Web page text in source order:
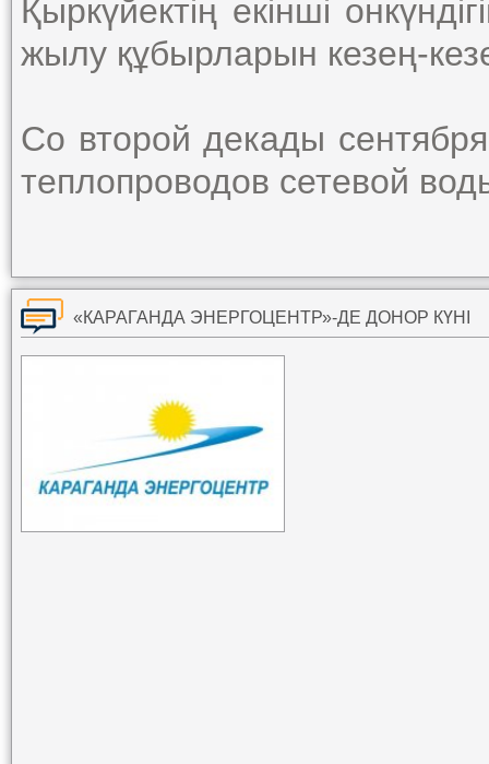
Қыркүйектің екінші
жылу құбырларын кезең-
Со второй декады
теплопроводов сетевой
«КАРАГАНДА ЭНЕРГОЦЕНТР»-ДЕ ДОНОР КҮНІ